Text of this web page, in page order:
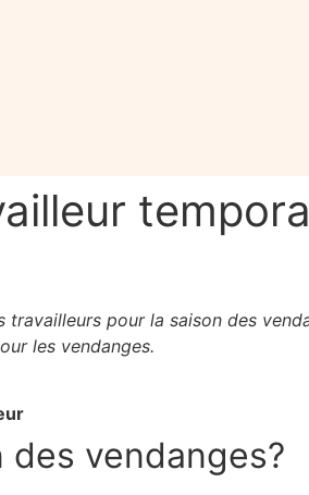
pour la saison des
les vendanges.
vendanges?